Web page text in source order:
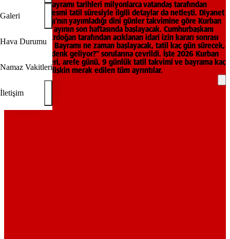
Galeri
Hava Durumu
Namaz Vakitleri
İletişim
2026 Kurban Bayramı tarihleri milyonlarca vatandaş tarafından
araştırılırken, resmi tatil süresiyle ilgili detaylar da netleşti. Diyanet
İşleri Başkanlığı’nın yayımladığı dini günler takvimine göre Kurban
Bayramı mayıs ayının son haftasında başlayacak. Cumhurbaşkanı
Recep Tayyip Erdoğan tarafından açıklanan idari izin kararı sonrası
gözler “Kurban Bayramı ne zaman başlayacak, tatil kaç gün sürecek,
hangi günlere denk geliyor?” sorularına çevrildi. İşte 2026 Kurban
Bayramı tarihleri, arefe günü, 9 günlük tatil takvimi ve bayrama kaç
gün kaldığına ilişkin merak edilen tüm ayrıntılar.
REKLAM